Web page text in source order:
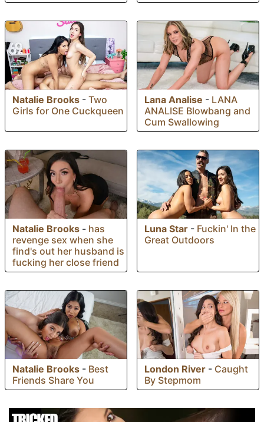
Natalie Brooks - Two
Girls for One Cuckqueen
Lana Analise - LANA
ANALISE Blowbang and
Cum Swallowing
Natalie Brooks - has
revenge sex when she
find's out her husband is
fucking her close friend
Luna Star - Fuckin' In the
Great Outdoors
Natalie Brooks - Best
Friends Share You
London River - Caught
By Stepmom